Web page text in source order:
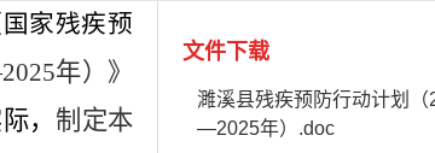
家残疾预
年）》
， 制定本
文件下载
濉溪县残疾预防行动计划（
—2025年）.doc